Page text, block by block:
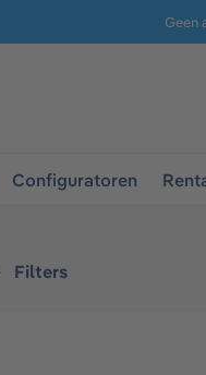
B2B-platformGeen
Configuratoren
Filters